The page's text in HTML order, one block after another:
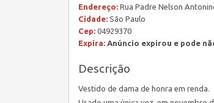
Endereço: Rua Padre Nelson
Cidade: São Paulo
Cep: 04929370
Expira: Anúncio expirou e pode
Descrição
Vestido de dama de honra em renda.